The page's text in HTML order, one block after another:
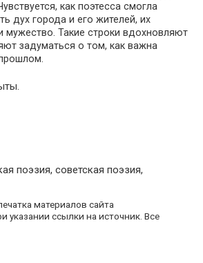
как поэтесса смогла
дух города и его жителей, их
мужество. Такие строки вдохновляют
задуматься о том, как важна
поэзия, советская поэзия,
материалов сайта
указании ссылки на источник. Все